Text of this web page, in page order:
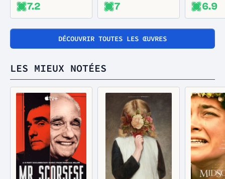
7.2 7 6.9
DÉCOUVRIR TOUTES LES ŒUVRES
LES MIEUX NOTÉES